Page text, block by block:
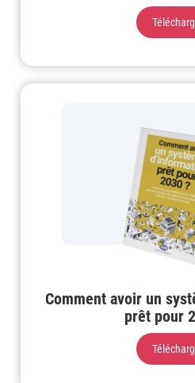
Comment avoir un
prêt pour